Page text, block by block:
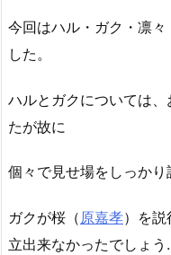
今回はハル・ガク・凛々
した。
ハルとガクについては
たが故に
個々で見せ場をしっかり
ガクが桜（原嘉孝）を
立出来なかったでしょう